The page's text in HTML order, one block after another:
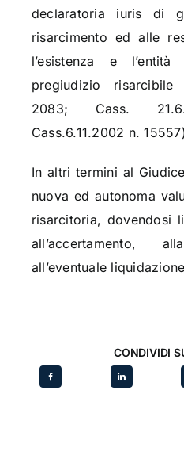
declaratoria iuris di
risarcimento ed alle
l’esistenza e
pregiudizio
2083; Cass.
Cass.6.11.2002 n.
In altri termini al
nuova ed autonoma
risarcitoria, dovendosi
all’accertamento,
all’eventuale
CONDIVIDI